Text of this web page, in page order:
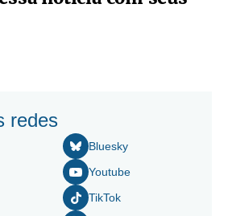
redes
Bluesky
Youtube
TikTok